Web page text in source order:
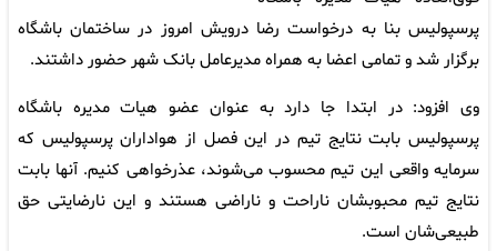
پرسپولیس بنا به درخواست رضا درویش امروز در ساختمان باشگاه
برگزار شد و تمامی اعضا به همراه مدیرعامل بانک شهر حضور داشتند.
وی افزود: در ابتدا جا دارد به عنوان عضو هیات مدیره باشگاه
پرسپولیس بابت نتایج تیم در این فصل از هواداران پرسپولیس که
سرمایه واقعی این تیم محسوب می‌شوند، عذرخواهی کنیم. آنها بابت
نتایج تیم محبوبشان ناراحت و ناراضی هستند و این نارضایتی حق
طبیعی‌شان است.